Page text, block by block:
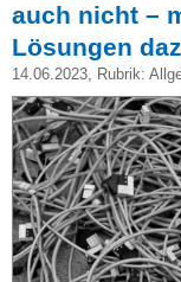
auch nicht –
Lösungen
14.06.2023, Rubrik: